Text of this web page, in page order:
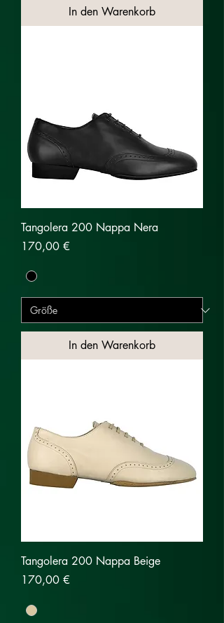
In den Warenkorb
Tangolera 200 Nappa Nera
Preis
170,00 €
In den Warenkorb
Tangolera 200 Nappa Beige
Preis
170,00 €